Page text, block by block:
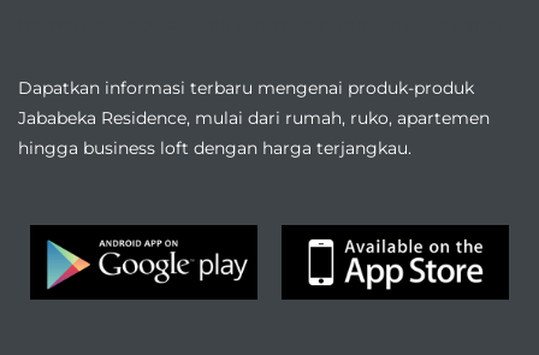
Dapatkan informasi terbaru mengenai produk-produk
Jababeka Residence, mulai dari rumah, ruko, apartemen
hingga business loft dengan harga terjangkau.